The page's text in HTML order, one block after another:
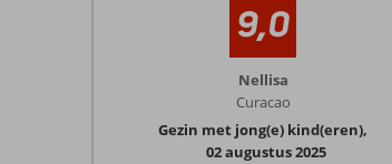
9,0
Nellisa
Curacao
Gezin met jong(e) kind(eren),
02 augustus 2025